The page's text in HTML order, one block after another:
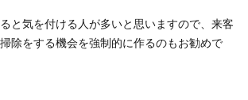
と気を付ける人が多いと思いますので、来客
除をする機会を強制的に作るのもお勧めで